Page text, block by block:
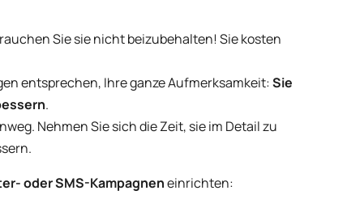
Sie sie nicht beizubehalten! Sie kosten
entsprechen, Ihre ganze Aufmerksamkeit:Sie
.
Nehmen Sie sich die Zeit, sie im Detail zu
oder SMS-Kampagneneinrichten: